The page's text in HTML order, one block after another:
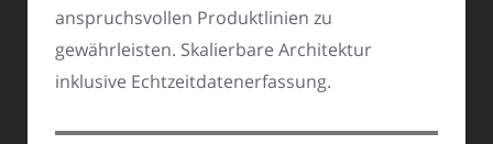
anspruchsvollen Produktlinien zu
gewährleisten. Skalierbare Architektur
inklusive Echtzeitdatenerfassung.